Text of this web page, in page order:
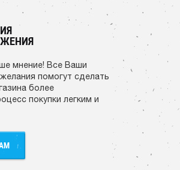
мнение! Все Ваши
помогут сделать
более
покупки легким и